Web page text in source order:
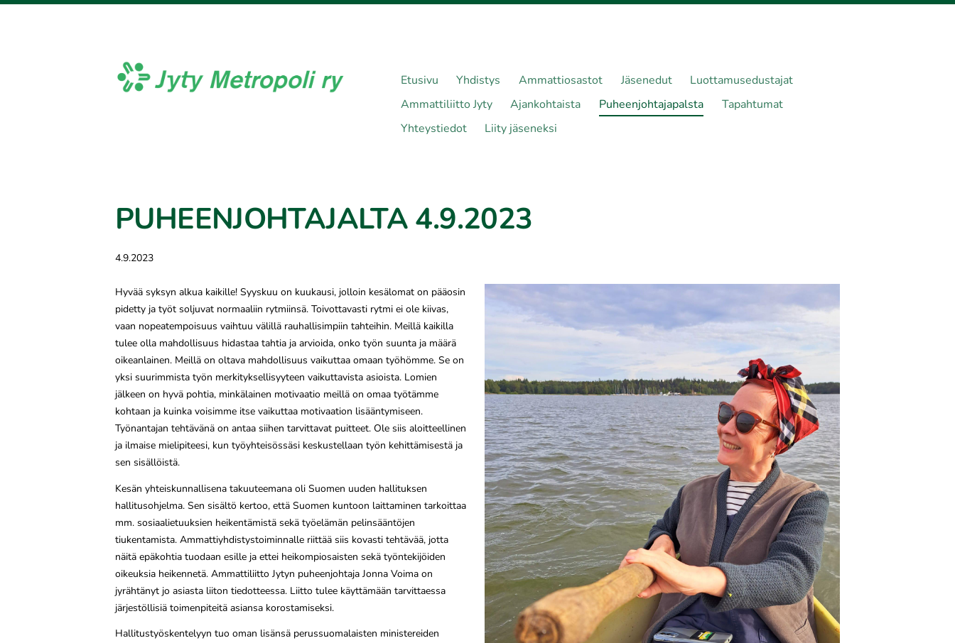
Jyty Metropoli ry Etusivu Yhdistys Ammattiosastot Jäsenedut
Luottamusedustajat
Ammattiliitto Jyty
Ajankohtaista Puheenjohtajapalsta
Tapahtumat
Yhteystiedot
Liity jäseneksi
PUHEENJOHTAJALTA 4.9.2023
4.9.2023
Hyvää syksyn alkua kaikille! Syyskuu on kuukausi, jolloin kesälomat on pääosin
pidetty ja työt soljuvat normaaliin rytmiinsä. Toivottavasti rytmi ei ole kiivas,
vaan nopeatempoisuus vaihtuu välillä rauhallisimpiin tahteihin. Meillä kaikilla
tulee olla mahdollisuus hidastaa tahtia ja arvioida, onko työn suunta ja määrä
oikeanlainen. Meillä on oltava mahdollisuus vaikuttaa omaan työhömme. Se on
yksi suurimmista työn merkityksellisyyteen vaikuttavista asioista. Lomien
jälkeen on hyvä pohtia, minkälainen motivaatio meillä on omaa työtämme
kohtaan ja kuinka voisimme itse vaikuttaa motivaation lisääntymiseen.
Työnantajan tehtävänä on antaa siihen tarvittavat puitteet. Ole siis aloitteellinen
ja ilmaise mielipiteesi, kun työyhteisössäsi keskustellaan työn kehittämisestä ja
sen sisällöistä.
Kesän yhteiskunnallisena takuuteemana oli Suomen uuden hallituksen
hallitusohjelma. Sen sisältö kertoo, että Suomen kuntoon laittaminen tarkoittaa
mm. sosiaalietuuksien heikentämistä sekä työelämän pelinsääntöjen
tiukentamista. Ammattiyhdistystoiminnalle riittää siis kovasti tehtävää, jotta
näitä epäkohtia tuodaan esille ja ettei heikompiosaisten sekä työntekijöiden
oikeuksia heikennetä. Ammattiliitto Jytyn puheenjohtaja Jonna Voima on
jyrähtänyt jo asiasta liiton tiedotteessa. Liitto tulee käyttämään tarvittaessa
järjestöllisiä toimenpiteitä asiansa korostamiseksi.
Hallitustyöskentelyyn tuo oman lisänsä perussuomalaisten ministereiden